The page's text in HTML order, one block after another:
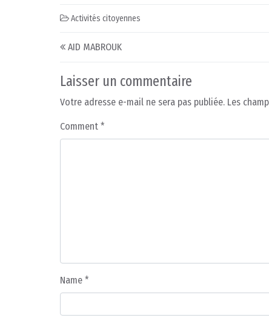
Activités citoyennes
Post navigation
AID MABROUK
Laisser un commentaire
Votre adresse e-mail ne sera pas publiée. Les
Comment *
Name *